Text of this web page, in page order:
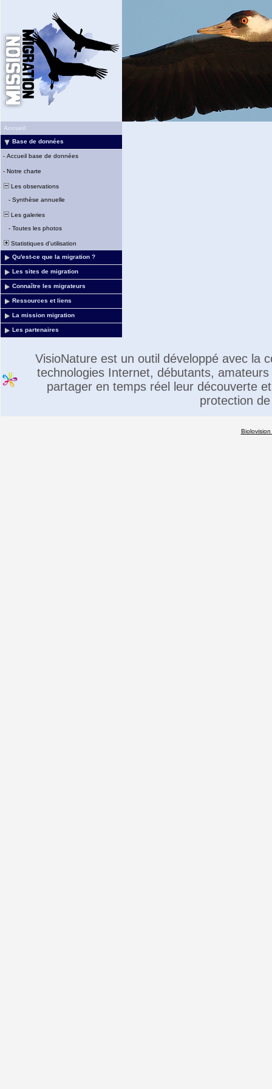
Accueil
Base de données
- Accueil base de données
- Notre charte
Les observations
- Synthèse annuelle
Les galeries
- Toutes les photos
Statistiques d'utilisation
Qu'est-ce que la migration ?
Les sites de migration
Connaître les migrateurs
Ressources et liens
La mission migration
Les partenaires
VisioNature est un outil développé avec la
technologies Internet, débutants,
partager en temps réel leur découverte
protection
Biolovision